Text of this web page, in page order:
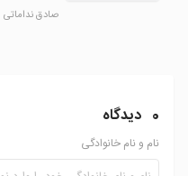
صادق نداماتی
0 دیدگاه
نام و نام خانوادگی